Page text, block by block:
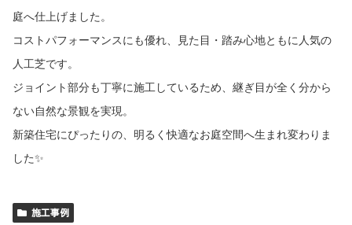
庭へ仕上げました。
コストパフォーマンスにも優れ、見た目・踏み心地ともに人気の
人工芝です。
ジョイント部分も丁寧に施工しているため、継ぎ目が全く分から
ない自然な景観を実現。
新築住宅にぴったりの、明るく快適なお庭空間へ生まれ変わりま
した✨
施工事例